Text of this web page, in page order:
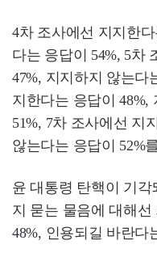
4차 조사에선 지지한
다는 응답이 54%, 5차
47%, 지지하지 않는다
지한다는 응답이 48%,
51%, 7차 조사에선 지
않는다는 응답이 52%
윤 대통령 탄핵이 기
지 묻는 물음에 대해선
48%, 인용되길 바란다